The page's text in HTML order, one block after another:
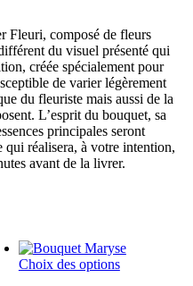
Fleuri, composé de fleurs
du visuel présenté qui
créée spécialement pour
de varier légèrement
du fleuriste mais aussi de la
L’esprit du bouquet, sa
principales seront
qui réalisera, à votre intention,
avant de la livrer.
Choix des optionsCe